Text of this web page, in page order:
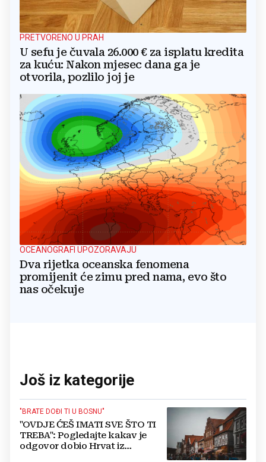
PRETVORENO U PRAH
U sefu je čuvala 26.000 € za isplatu kredita
za kuću: Nakon mjesec dana ga je
otvorila, pozlilo joj je
OCEANOGRAFI UPOZORAVAJU
Dva rijetka oceanska fenomena
promijenit će zimu pred nama, evo što
nas očekuje
Još iz kategorije
"BRATE DOĐI TI U BOSNU"
"OVDJE ĆEŠ IMATI SVE ŠTO TI
TREBA": Pogledajte kakav je
odgovor dobio Hrvat iz